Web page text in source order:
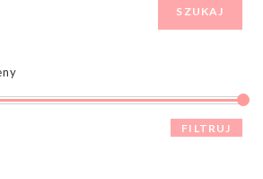
SZUKAJ
FILTRUJ